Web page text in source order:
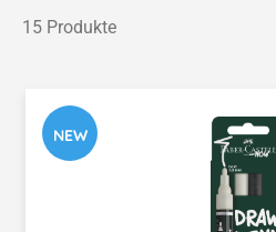
15 Produkte
NEW